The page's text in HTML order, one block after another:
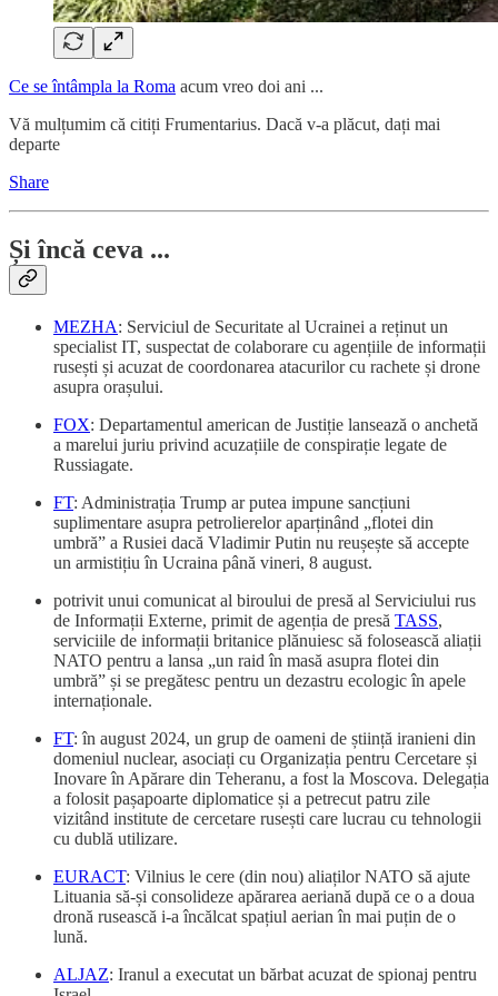
Ce se întâmpla la Roma acum vreo doi ani ...
Vă mulțumim că citiți Frumentarius. Dacă v-a plăcut, dați mai
departe
Share
Și încă ceva ...
MEZHA: Serviciul de Securitate al Ucrainei a reținut un
specialist IT, suspectat de colaborare cu agențiile de informații
rusești și acuzat de coordonarea atacurilor cu rachete și drone
asupra orașului.
FOX: Departamentul american de Justiție lansează o anchetă
a marelui juriu privind acuzațiile de conspirație legate de
Russiagate.
FT: Administrația Trump ar putea impune sancțiuni
suplimentare asupra petrolierelor aparținând „flotei din
umbră” a Rusiei dacă Vladimir Putin nu reușește să accepte
un armistițiu în Ucraina până vineri, 8 august.
potrivit unui comunicat al biroului de presă al Serviciului rus
de Informații Externe, primit de agenția de presă TASS,
serviciile de informații britanice plănuiesc să folosească aliații
NATO pentru a lansa „un raid în masă asupra flotei din
umbră” și se pregătesc pentru un dezastru ecologic în apele
internaționale.
FT: în august 2024, un grup de oameni de știință iranieni din
domeniul nuclear, asociați cu Organizația pentru Cercetare și
Inovare în Apărare din Teheranu, a fost la Moscova. Delegația
a folosit pașapoarte diplomatice și a petrecut patru zile
vizitând institute de cercetare rusești care lucrau cu tehnologii
cu dublă utilizare.
EURACT: Vilnius le cere (din nou) aliaților NATO să ajute
Lituania să-și consolideze apărarea aeriană după ce o a doua
dronă rusească i-a încălcat spațiul aerian în mai puțin de o
lună.
ALJAZ: Iranul a executat un bărbat acuzat de spionaj pentru